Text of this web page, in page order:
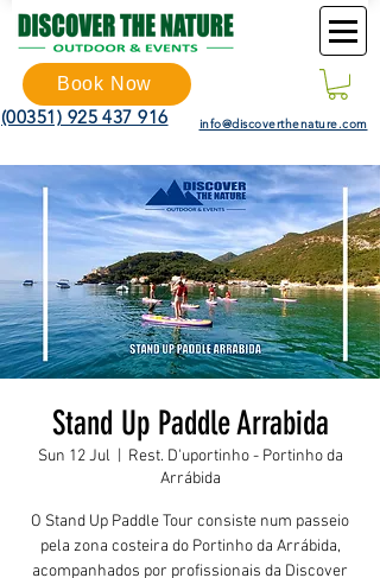
Book Now
(00351) 925 437 916 info@discoverthenature.com
Stand Up Paddle Arrabida
Sun 12 Jul
Rest. D'uportinho - Portinho da
Arrábida
O Stand Up Paddle Tour consiste num passeio
pela zona costeira do Portinho da Arrábida,
acompanhados por profissionais da Discover